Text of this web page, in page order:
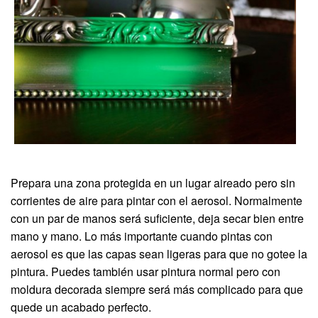
Prepara una zona protegida en un lugar aireado pero sin
corrientes de aire para pintar con el aerosol. Normalmente
con un par de manos será suficiente, deja secar bien entre
mano y mano. Lo más importante cuando pintas con
aerosol es que las capas sean ligeras para que no gotee la
pintura. Puedes también usar pintura normal pero con
moldura decorada siempre será más complicado para que
quede un acabado perfecto.